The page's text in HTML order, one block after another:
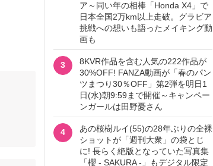
ア～同い年の相棒「Honda X4」で
日本全国2万km以上走破。グラビア
挑戦への想いも語ったメイキング動
画も
3
8KVR作品を含む人気の222作品が
30%OFF! FANZA動画が「春のパン
ツまつり30％OFF」第2弾を明日1
日(水)朝9:59まで開催～キャンペー
ンガールは田野憂さん
4
あの桜樹ルイ(55)の28年ぶりの全裸
ショットが「週刊大衆」の袋とじ
に! 長らく絶版となっていた写真集
「櫻 - SAKURA -」もデジタル限定